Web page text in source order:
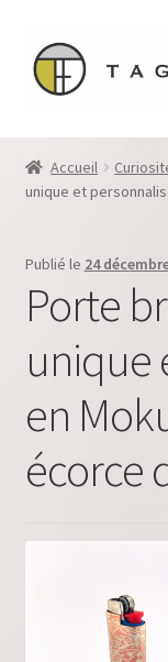
Aller
Aller
au
contenu
Le sur-mesure en
Mes réalisations
Blog Tagane
Boutique
Contact
Accueil
unique et
Publié le 24
Porte
unique
en
écorce